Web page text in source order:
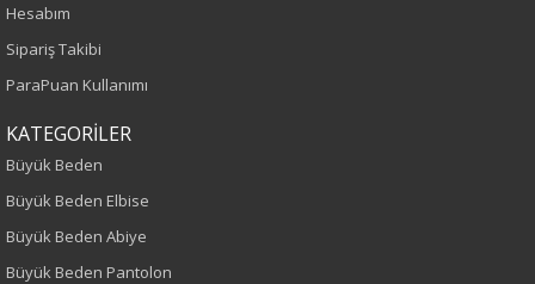
Sonbahar-Kış
Yaş Grubu
Yetişkin
Büyük Beden
Hesabım
Sipariş Takibi
ParaPuan Kullanımı
KATEGORİLER
Büyük Beden
Büyük Beden Elbise
Büyük Beden Abiye
Büyük Beden Pantolon